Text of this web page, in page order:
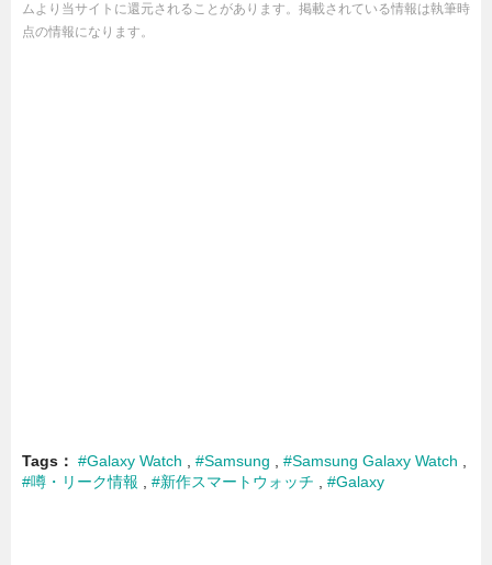
ムより当サイトに還元されることがあります。掲載されている情報は執筆時
点の情報になります。
Tags #Galaxy Watch #Samsung
#Samsung Galaxy Watch
#噂・リーク情報
#新作スマートウォッチ #Galaxy